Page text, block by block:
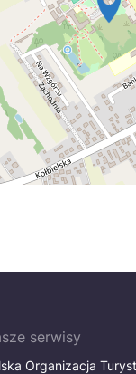
serwisy
Organizacja